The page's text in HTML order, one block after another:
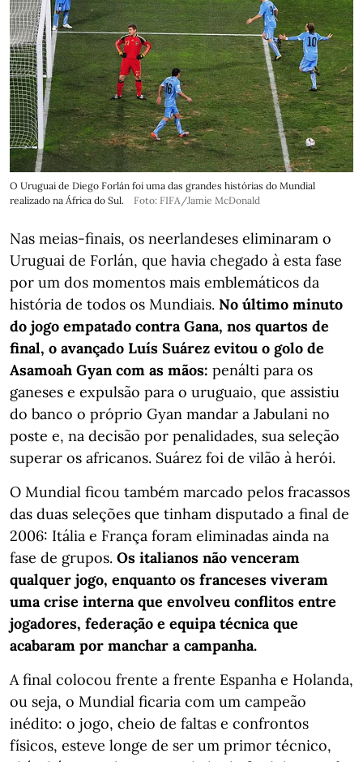
O Uruguai de Diego Forlán foi uma das grandes histórias do Mundial
realizado na África do Sul.
Foto: FIFA/Jamie McDonald
Nas meias-finais, os neerlandeses eliminaram o
Uruguai de Forlán, que havia chegado à esta fase
por um dos momentos mais emblemáticos da
história de todos os Mundiais. No último minuto
do jogo empatado contra Gana, nos quartos de
final, o avançado Luís Suárez evitou o golo de
Asamoah Gyan com as mãos: penálti para os
ganeses e expulsão para o uruguaio, que assistiu
do banco o próprio Gyan mandar a Jabulani no
poste e, na decisão por penalidades, sua seleção
superar os africanos. Suárez foi de vilão à herói.
O Mundial ficou também marcado pelos fracassos
das duas seleções que tinham disputado a final de
2006: Itália e França foram eliminadas ainda na
fase de grupos. Os italianos não venceram
qualquer jogo, enquanto os franceses viveram
uma crise interna que envolveu conflitos entre
jogadores, federação e equipa técnica que
acabaram por manchar a campanha.
A final colocou frente a frente Espanha e Holanda,
ou seja, o Mundial ficaria com um campeão
inédito: o jogo, cheio de faltas e confrontos
físicos, esteve longe de ser um primor técnico,